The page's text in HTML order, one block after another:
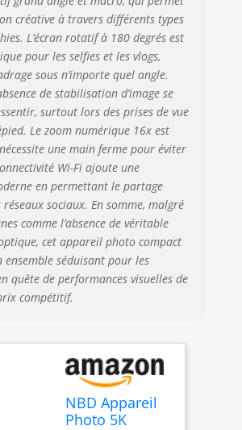
réglages, l’aperçu
en temps réel et la
lecture. 【Objectifs
grand angle &
macro inclus】
L’objectif grand
angle 52mm est
utile pour les
paysages, les
photos de groupe,
les intérieurs et les
scènes de voyage.
L’objectif macro
permet de
photographier des
détails comme les
fleurs, les plats, les
petits objets et les
rapproche les
sujets éloignés.
【Micro externe
pour vlog et
création de
créative à travers différents types
L’écran rotatif à 180 degrés est
pour les selfies et les vlogs,
sous n’importe quel angle.
de stabilisation d’image se
surtout lors des prises de vue
Le zoom numérique 16x est
une main ferme pour éviter
Wi-Fi ajoute une
en permettant le partage
sociaux. En somme, malgré
comme l’absence de véritable
cet appareil photo compact
séduisant pour les
quête de performances visuelles de
compétitif.
NBD Appareil
Photo 5K